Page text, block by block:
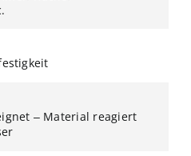
– Material reagiert